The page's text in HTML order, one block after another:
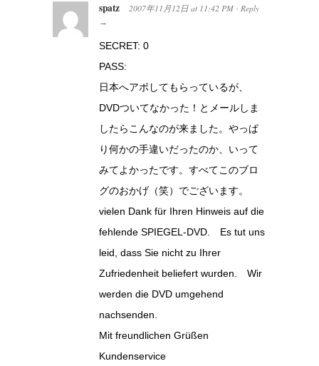
spatz 2007年11月12日 at 11:42 PM · Reply
→
SECRET: 0
PASS:
日本へアボしてもらっているが、
DVDついてなかった！とメールしま
したらこんなのが来ました。やっぱ
り何かの手違いだったのか、いって
みてよかったです。すべてこのブロ
グのおかげ（笑）でございます。
vielen Dank für Ihren Hinweis auf die
fehlende SPIEGEL-DVD. Es tut uns
leid, dass Sie nicht zu Ihrer
Zufriedenheit beliefert wurden. Wir
werden die DVD umgehend
nachsenden.
Mit freundlichen Grüßen
Kundenservice